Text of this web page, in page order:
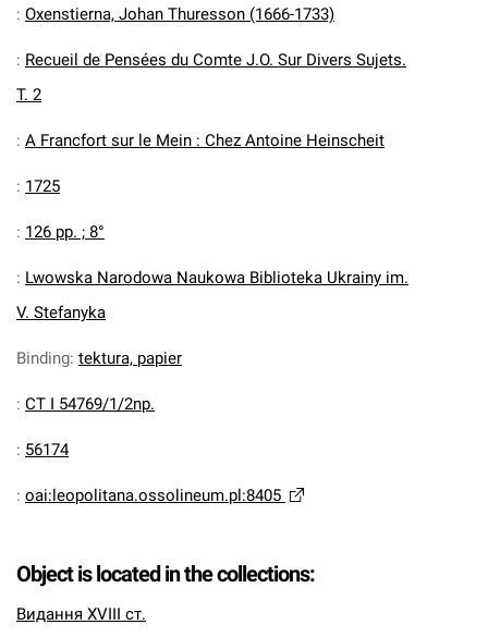
: Oxenstierna, Johan Thuresson (1666-1733)
: Recueil de Pensées du Comte J.O. Sur Divers Sujets.
T. 2
: A Francfort sur le Mein : Chez Antoine Heinscheit
: 1725
: 126 pp. ; 8°
: Lwowska Narodowa Naukowa Biblioteka Ukrainy im.
V. Stefanyka
Binding: tektura, papier
: CT I 54769/1/2np.
: 56174
: oai:leopolitana.ossolineum.pl:8405
Object is located in the collections:
Видання XVIII ст.